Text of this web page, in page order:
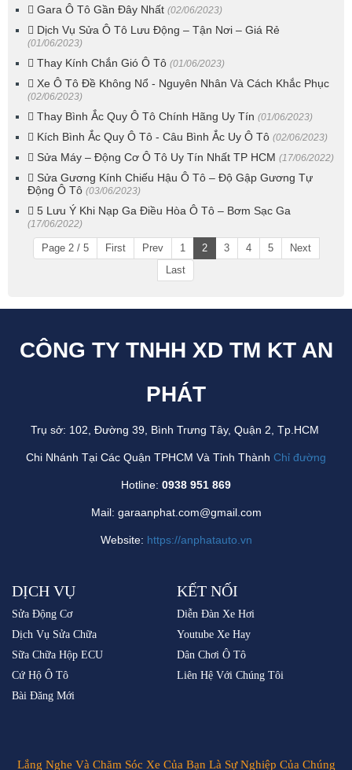
Gara Ô Tô Gần Đây Nhất (02/06/2023)
Dịch Vụ Sửa Ô Tô Lưu Động – Tận Nơi – Giá Rẻ
(01/06/2023)
Thay Kính Chắn Gió Ô Tô (01/06/2023)
Xe Ô Tô Đề Không Nổ - Nguyên Nhân Và Cách Khắc Phục
(02/06/2023)
Thay Bình Ắc Quy Ô Tô Chính Hãng Uy Tín (01/06/2023)
Kích Bình Ắc Quy Ô Tô - Câu Bình Ắc Uy Ô Tô (02/06/2023)
Sửa Máy – Động Cơ Ô Tô Uy Tín Nhất TP HCM (17/06/2022)
Sửa Gương Kính Chiếu Hậu Ô Tô – Độ Gập Gương Tự
Động Ô Tô (03/06/2023)
5 Lưu Ý Khi Nạp Ga Điều Hòa Ô Tô – Bơm Sạc Ga
(17/06/2022)
Page 2 / 5 First Prev 1 2 3 4 5
Next
Last
CÔNG TY TNHH XD TM KT AN
PHÁT
Trụ sở: 102, Đường 39, Bình Trưng Tây, Quận 2, Tp.HCM
Chi Nhánh Tại Các Quận TPHCM Và Tỉnh Thành Chỉ đường
Hotline: 0938 951 869
Mail: garaanphat.com@gmail.com
Website: https://anphatauto.vn
DỊCH VỤ
Sửa Động Cơ
Dịch Vụ Sửa Chữa
Sữa Chữa Hộp ECU
Cứ Hộ Ô Tô
Bài Đăng Mới
KẾT NỐI
Diễn Đàn Xe Hơi
Youtube Xe Hay
Dân Chơi Ô Tô
Liên Hệ Với Chúng Tôi
Lắng Nghe Và Chăm Sóc Xe Của Bạn Là Sự Nghiệp Của Chúng